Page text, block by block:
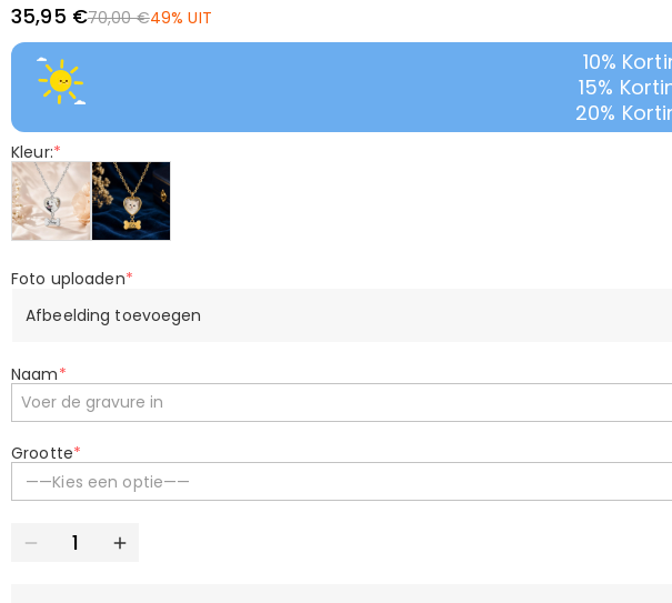
35,95 €70,00 €49% UIT
10%
15%
20%
Kleur:*
Foto uploaden*
Afbeelding toevoegen
Naam*
Grootte*
——Kies een optie——